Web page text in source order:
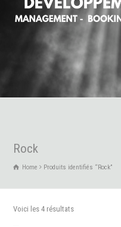
Rock
Home Produits identifiés “Rock”
Voici les 4 résultats